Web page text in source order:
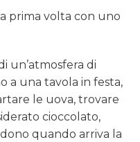
prima volta con uno
un’atmosfera di
a una tavola in festa,
le uova, trovare
cioccolato,
quando arriva la